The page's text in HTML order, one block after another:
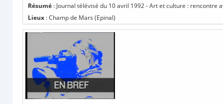
Résumé : Journal télévisé du 10 avril 1992 - Art et culture : rencontre
Lieux : Champ de Mars (Epinal)